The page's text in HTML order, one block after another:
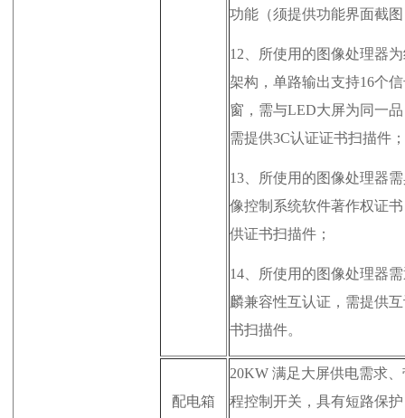
功能（须提供功能界面截
12、
所使用的图像处理器
架构，单路输出支持16个
窗，需与LED大屏为同一
需提供3C认证证书扫描件；
13、
所使用的图像处理器
像控制系统软件著作权证
供证书扫描件；
14、所使用的图像处理器
麟兼容性互认证，需提供
书扫描件。
配电箱
20KW 满足大屏供电需求
程控制开关，具有短路保